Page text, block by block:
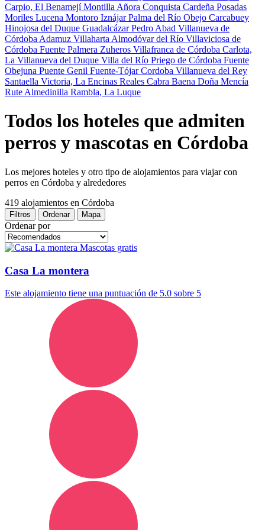
Carpio, El BenamejíMontilla Añora Conquista Cardeña Posadas
Moriles Lucena Montoro IznájarPalma del Río Obejo Carcabuey
Hinojosa del Duque GuadalcázarPedro Abad Villanueva de
Córdoba Adamuz Villaharta Almodóvar del Río Villaviciosa de
Córdoba Fuente Palmera Zuheros Villafranca de Córdoba Carlota,
La Villanueva del Duque Villa del Río Priego de Córdoba Fuente
Obejuna Puente Genil Fuente-TójarCordoba Villanueva del Rey
Santaella Victoria, La Encinas Reales Cabra Baena Doña Mencía
Rute Almedinilla Rambla, La Luque
Todos los hoteles que admiten
perros y mascotas en Córdoba
Los mejores hoteles y otro tipo de alojamientos para viajar con
perros en Córdoba y alrededores
419 alojamientos en Córdoba
Filtros Ordenar Mapa
Ordenar por
Mascotas gratis
Casa La montera
Este alojamiento tiene una puntuación de 5.0 sobre 5